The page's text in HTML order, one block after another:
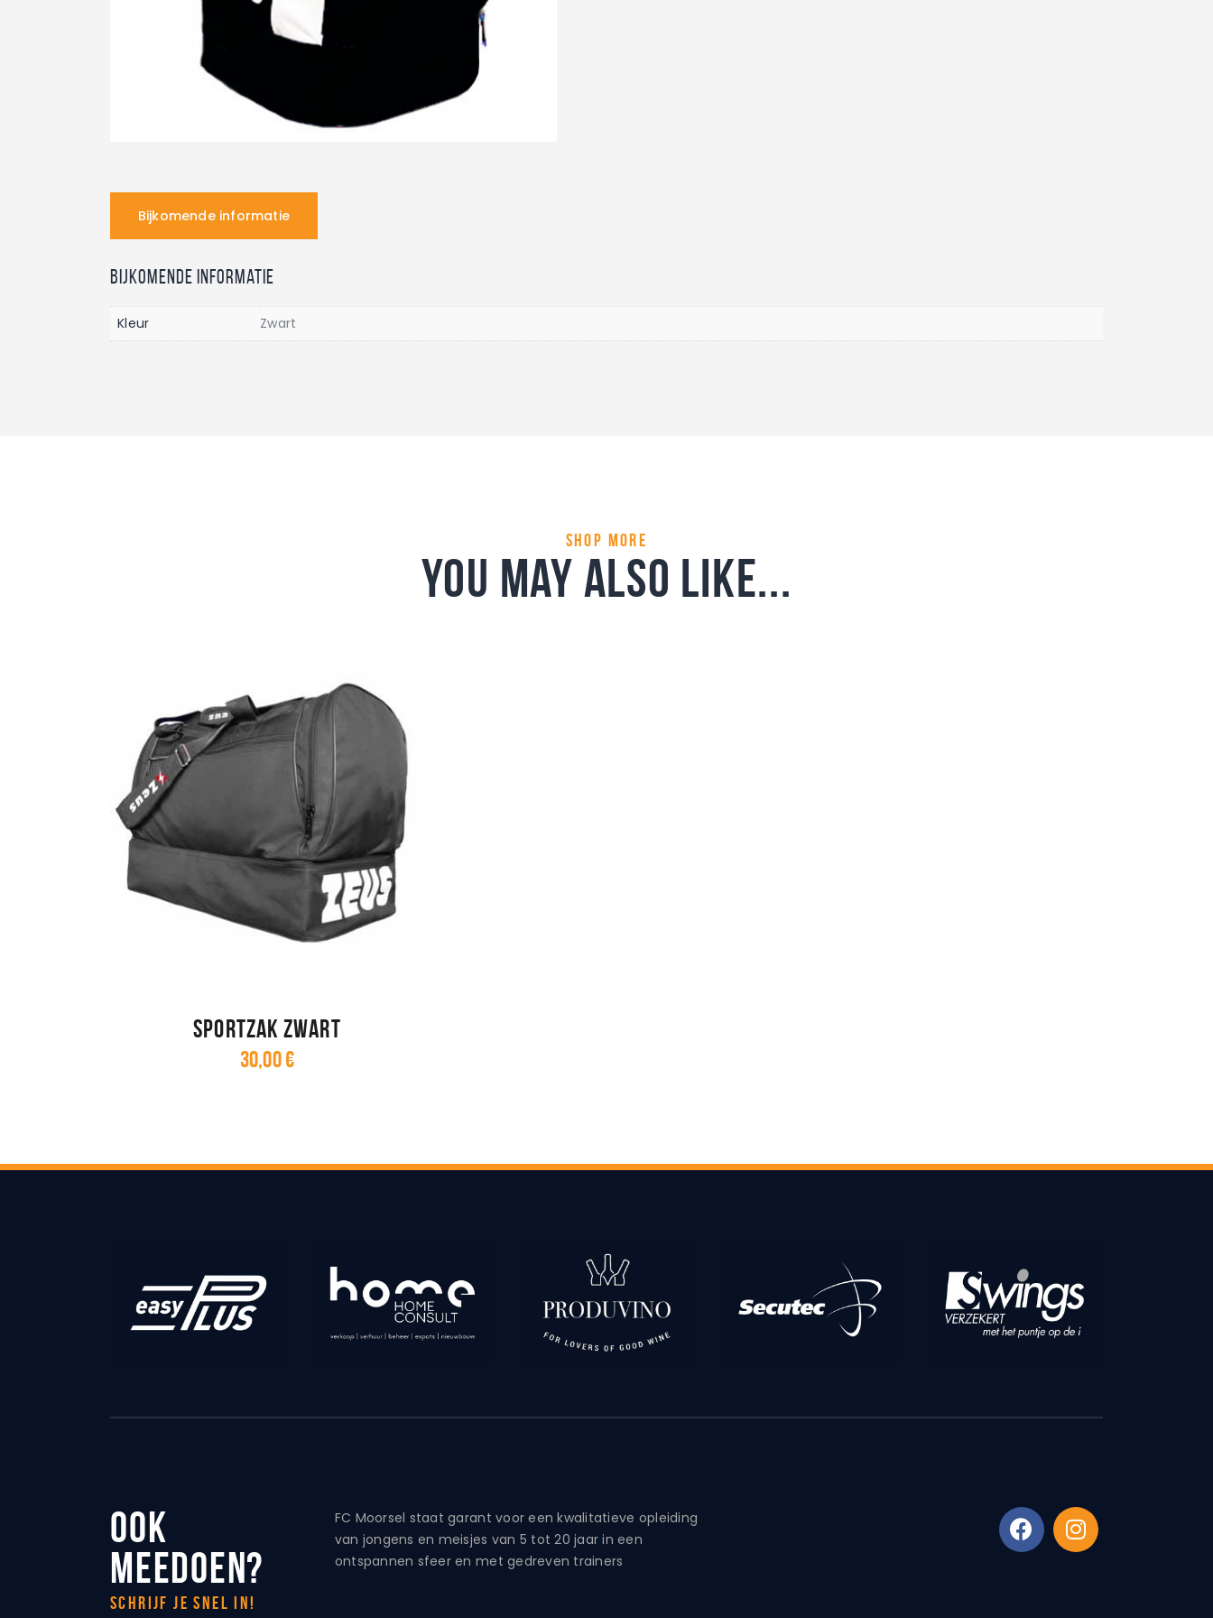
Bijkomende informatie
Bijkomende informatie
Kleur Zwart
shop more
you may also like...
Sportzak zwart
30,00€
Ook
meedoen?
Schrijf je snel in!
FC Moorsel staat garant voor een kwalitatieve opleiding
van jongens en meisjes van 5 tot 20 jaar in een
ontspannen sfeer en met gedreven trainers